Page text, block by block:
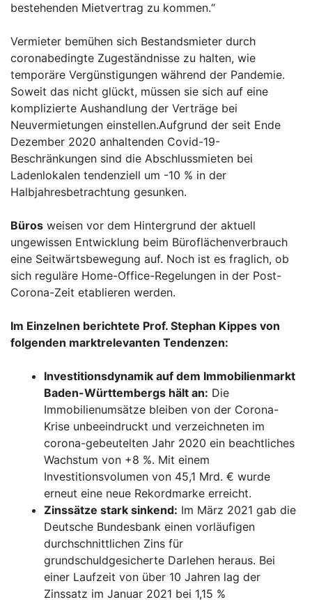
bestehenden Mietvertrag zu kommen.“
Vermieter bemühen sich Bestandsmieter durch
coronabedingte Zugeständnisse zu halten, wie
temporäre Vergünstigungen während der Pandemie.
Soweit das nicht glückt, müssen sie sich auf eine
komplizierte Aushandlung der Verträge bei
Neuvermietungen einstellen.Aufgrund der seit Ende
Dezember 2020 anhaltenden Covid-19-
Beschränkungen sind die Abschlussmieten bei
Ladenlokalen tendenziell um -10 % in der
Halbjahresbetrachtung gesunken.
Büros weisen vor dem Hintergrund der aktuell
ungewissen Entwicklung beim Büroflächenverbrauch
eine Seitwärtsbewegung auf. Noch ist es fraglich, ob
sich reguläre Home-Office-Regelungen in der Post-
Corona-Zeit etablieren werden.
Im Einzelnen berichtete Prof. Stephan Kippes von
folgenden marktrelevanten Tendenzen:
Investitionsdynamik auf dem Immobilienmarkt
Baden-Württembergs hält an: Die
Immobilienumsätze bleiben von der Corona-
Krise unbeeindruckt und verzeichneten im
corona-gebeutelten Jahr 2020 ein beachtliches
Wachstum von +8 %. Mit einem
Investitionsvolumen von 45,1 Mrd. € wurde
erneut eine neue Rekordmarke erreicht.
Zinssätze stark sinkend: Im März 2021 gab die
Deutsche Bundesbank einen vorläufigen
durchschnittlichen Zins für
grundschuldgesicherte Darlehen heraus. Bei
einer Laufzeit von über 10 Jahren lag der
Zinssatz im Januar 2021 bei 1,15 %